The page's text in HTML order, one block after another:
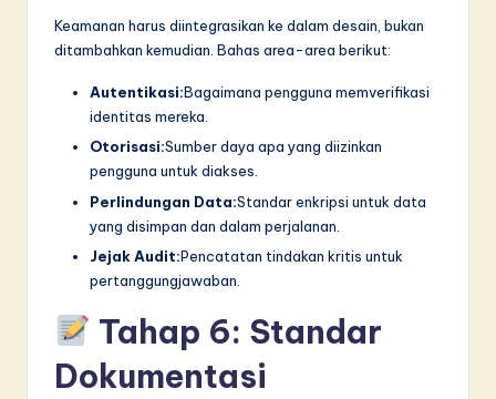
Keamanan harus diintegrasikan ke dalam desain, bukan
ditambahkan kemudian. Bahas area-area berikut:
Autentikasi:Bagaimana pengguna memverifikasi
identitas mereka.
Otorisasi:Sumber daya apa yang diizinkan
pengguna untuk diakses.
Perlindungan Data:Standar enkripsi untuk data
yang disimpan dan dalam perjalanan.
Jejak Audit:Pencatatan tindakan kritis untuk
pertanggungjawaban.
Tahap 6: Standar
Dokumentasi